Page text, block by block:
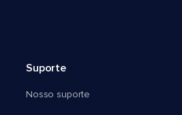
Suporte
Nosso suporte